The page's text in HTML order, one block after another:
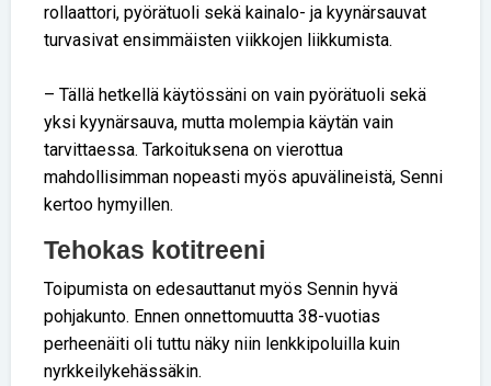
rollaattori, pyörätuoli sekä kainalo- ja kyynärsauvat
turvasivat ensimmäisten viikkojen liikkumista.
– Tällä hetkellä käytössäni on vain pyörätuoli sekä
yksi kyynärsauva, mutta molempia käytän vain
tarvittaessa. Tarkoituksena on vierottua
mahdollisimman nopeasti myös apuvälineistä, Senni
kertoo hymyillen.
Tehokas kotitreeni
Toipumista on edesauttanut myös Sennin hyvä
pohjakunto. Ennen onnettomuutta 38-vuotias
perheenäiti oli tuttu näky niin lenkkipoluilla kuin
nyrkkeilykehässäkin.